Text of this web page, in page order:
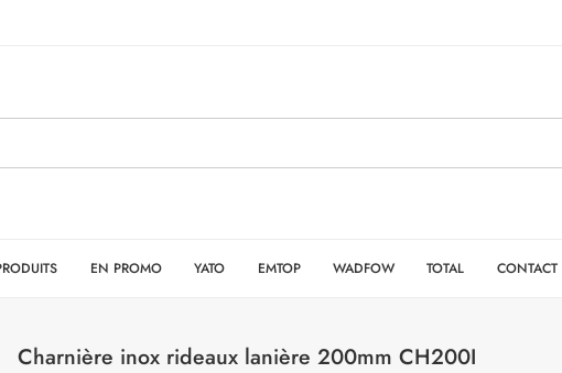
EN PROMO YATO EMTOP WADFOW TOTAL CONTACT
Charnière inox rideaux lanière 200mm CH200I